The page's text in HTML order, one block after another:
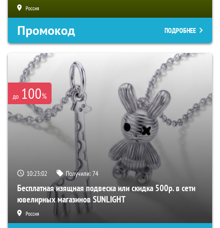
Россия
Промокод ПОДРОБНЕЕ
до 100%
10:23:01 Получили:74
Бесплатная изящная подвеска или скидка 500р. в сети
ювелирных магазинов SUNLIGHT
Россия